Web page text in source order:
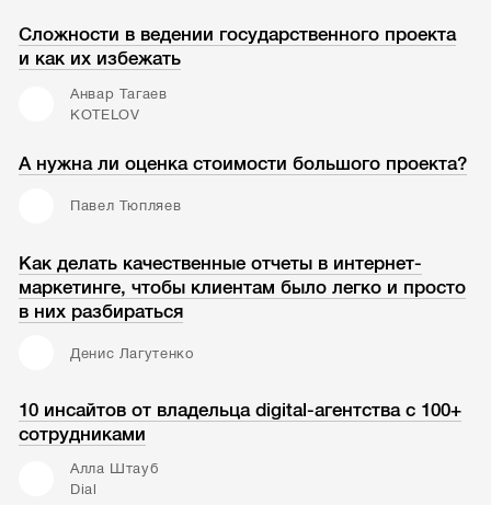
Сложности в ведении государственного проекта
и как их избежать
Анвар Тагаев
KOTELOV
А нужна ли оценка стоимости большого проекта?
Павел Тюпляев
Как делать качественные отчеты в интернет-
маркетинге, чтобы клиентам было легко и просто
в них разбираться
Денис Лагутенко
10 инсайтов от владельца digital-агентства с 100+
сотрудниками
Алла Штауб
Dial